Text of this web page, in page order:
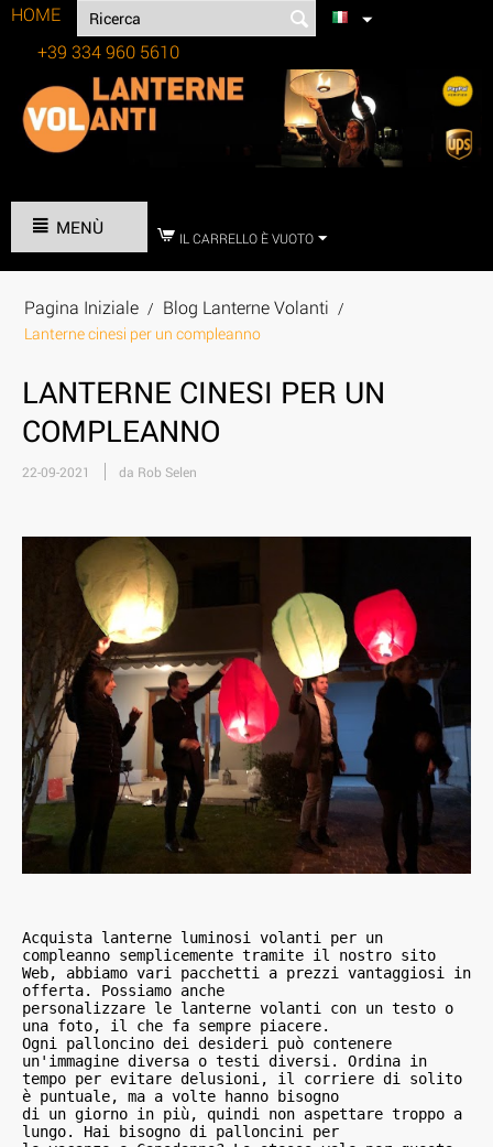
HOME
+39 334 960 5610
MENÙ IL CARRELLO È VUOTO
Pagina Iniziale / Blog Lanterne Volanti /
Lanterne cinesi per un compleanno
LANTERNE CINESI PER UN
COMPLEANNO
22-09-2021 da Rob Selen
Acquista lanterne luminosi volanti per un
compleanno semplicemente tramite il nostro sito
Web, abbiamo vari pacchetti a prezzi vantaggiosi in
offerta. Possiamo anche
personalizzare le lanterne volanti con un testo o
una foto, il che fa sempre piacere.
Ogni palloncino dei desideri può contenere
un'immagine diversa o testi diversi. Ordina in
tempo per evitare delusioni, il corriere di solito
è puntuale, ma a volte hanno bisogno
di un giorno in più, quindi non aspettare troppo a
lungo. Hai bisogno di palloncini per